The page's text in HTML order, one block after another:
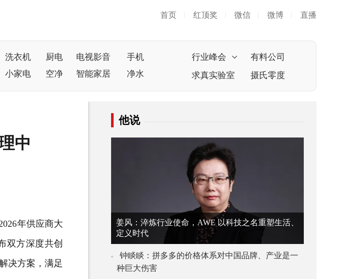
首页 红顶奖 微信 微博 直播
洗衣机 厨电 电视影音
手机
小家电 空净 智能家居 净水
行业峰会
有料公司
求真实验室
摄氏零度
中
年供应商大
双方深度共创
决方案，满足
他说
姜风：淬炼行业使命，AWE 以科技之名重塑生活、
定义时代
钟睒睒：拼多多的价格体系对中国品牌、产业是一
种巨大伤害